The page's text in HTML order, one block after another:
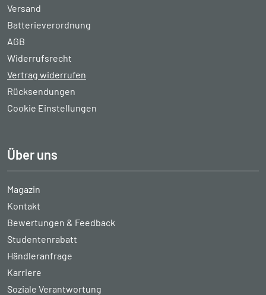
Versand
Batterieverordnung
AGB
Widerrufsrecht
Vertrag widerrufen
Rücksendungen
Cookie Einstellungen
Über uns
Magazin
Kontakt
Bewertungen & Feedback
Studentenrabatt
Händleranfrage
Karriere
Soziale Verantwortung